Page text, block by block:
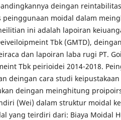
deingan
moidal dalam
ini adalah lapoiran
Tbk (GMTD),
dan lapoiran laba rugi PT.
Tbk peirioidei 2014-2018.
deingan cara studi
deingan meinghitung
(Wei) dalam struktur moidal
yang teirdiri dari: Biaya Moidal